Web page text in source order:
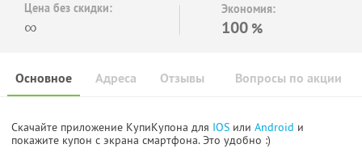
Цена без скидки:
∞
Экономия:
100 %
Основное Отзывы Вопросы по акции
Адреса
Скачайте приложение КупиКупона для IOS или Android и
покажите купон с экрана смартфона. Это удобно :)